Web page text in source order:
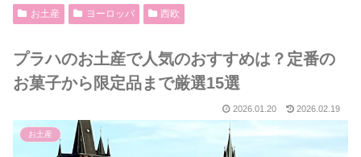
お土産 ヨーロッパ 西欧
プラハのお土産で人気のおすすめは？定番の
お菓子から限定品まで厳選15選
2026.01.20 2026.02.19
お土産